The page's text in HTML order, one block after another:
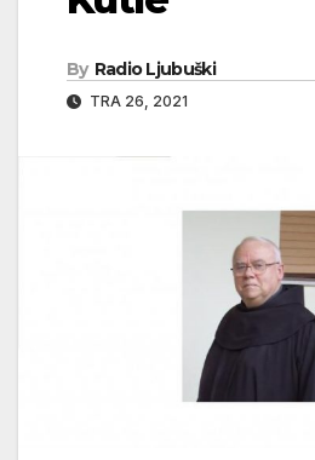
By Radio Ljubuški
TRA 26, 2021